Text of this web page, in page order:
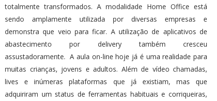
totalmente transformados. A modalidade Home Office está
sendo amplamente utilizada por diversas empresas e
demonstra que veio para ficar. A utilização de aplicativos de
abastecimento por delivery também cresceu
assustadoramente. A aula on-line hoje já é uma realidade para
muitas crianças, jovens e adultos. Além de vídeo chamadas,
lives e inúmeras plataformas que já existiam, mas que
adquiriram um status de ferramentas habituais e corriqueiras,